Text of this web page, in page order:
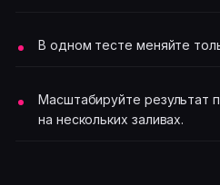
В одном тесте меняйте
Масштабируйте результат
на нескольких заливах.